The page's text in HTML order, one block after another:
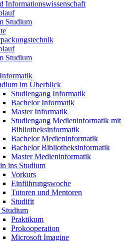
Informationswissenschaft
Studium
Studium
im Überblick
Studiengang Informatik
Bachelor Informatik
Master Informatik
Studiengang Medieninformatik mit
Bibliotheksinformatik
Bachelor Medieninformatik
Bachelor Bibliotheksinformatik
Master Medieninformatik
ins Studium
Vorkurs
Einführungswoche
Tutoren und Mentoren
Studifit
Praktikum
Prokooperation
Microsoft Imagine